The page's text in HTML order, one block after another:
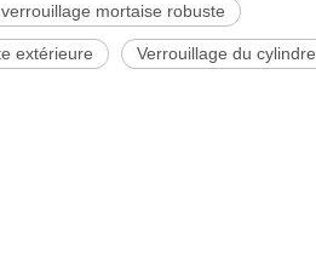
mortaise robuste
extérieure Verrouillage du cylindre